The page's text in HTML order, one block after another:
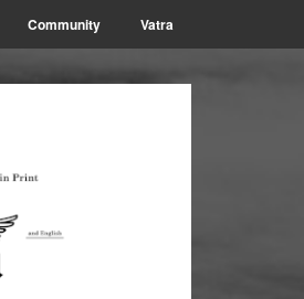
Community Vatra